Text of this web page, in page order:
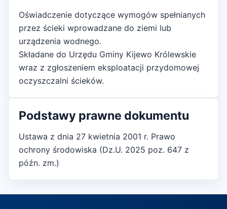
Oświadczenie dotyczące wymogów spełnianych
przez ścieki wprowadzane do ziemi lub
urządzenia wodnego.
Składane do Urzędu Gminy Kijewo Królewskie
wraz z zgłoszeniem eksploatacji przydomowej
oczyszczalni ścieków.
Podstawy prawne dokumentu
Ustawa z dnia 27 kwietnia 2001 r. Prawo
ochrony środowiska (Dz.U. 2025 poz. 647 z
późn. zm.)